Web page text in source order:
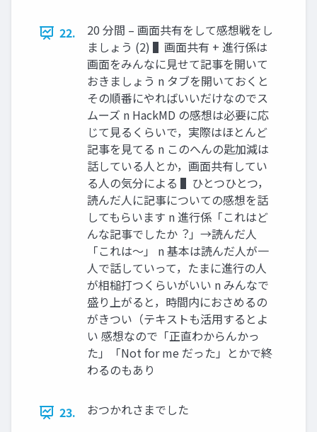
22.
20 分間 – 画⾯共有をして感想戦をし
ましょう (2) ▌画⾯共有 + 進⾏係は
画⾯をみんなに⾒せて記事を開いて
おきましょう n タブを開いておくと
その順番にやればいいだけなのでス
ムーズ n HackMD の感想は必要に応
じて⾒るくらいで，実際はほとんど
記事を⾒てる n このへんの匙加減は
話している⼈とか，画⾯共有してい
る⼈の気分による ▌ひとつひとつ，
読んだ⼈に記事についての感想を話
してもらいます n 進⾏係「これはど
んな記事でしたか︖」→読んだ⼈
「これは〜」 n 基本は読んだ⼈が⼀
⼈で話していって，たまに進⾏の⼈
が相槌打つくらいがいい n みんなで
盛り上がると，時間内におさめるの
がきつい（テキストも活⽤するとよ
い 感想なので「正直わからんかっ
た」「Not for me だった」とかで終
わるのもあり
23. おつかれさまでした